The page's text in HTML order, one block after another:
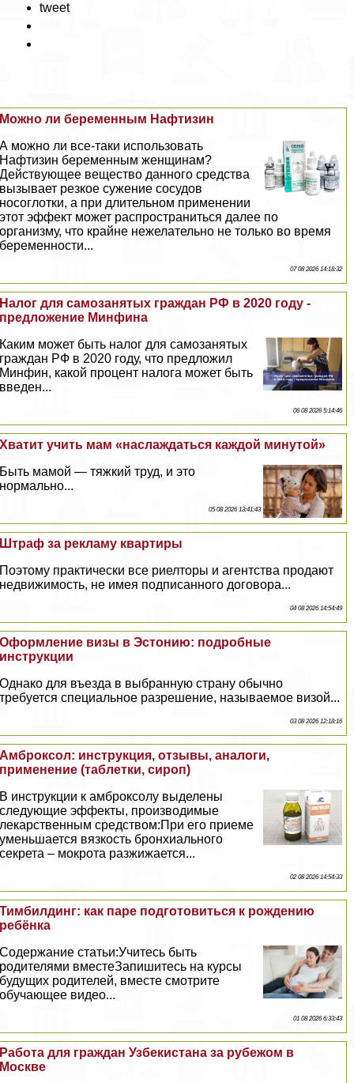
tweet
Можно ли беременным Нафтизин
А можно ли все-таки использовать
Нафтизин беременным женщинам?
Действующее вещество данного средства
вызывает резкое сужение сосудов
носоглотки, а при длительном применении
этот эффект может распространиться далее по
организму, что крайне нежелательно не только во время
беременности...
07 08 2026 14:18:32
Налог для самозанятых граждан РФ в 2020 году -
предложение Минфина
Каким может быть налог для самозанятых
граждан РФ в 2020 году, что предложил
Минфин, какой процент налога может быть
введен...
06 08 2026 5:14:46
Хватит учить мам «наслаждаться каждой минутой»
Быть мамой — тяжкий труд, и это
нормально...
05 08 2026 13:41:43
Штраф за рекламу квартиры
Поэтому пpaктически все риелторы и агентства продают
недвижимость, не имея подписанного договора...
04 08 2026 14:54:49
Оформление визы в Эстонию: подробные
инструкции
Однако для въезда в выбранную страну обычно
требуется специальное разрешение, называемое визой...
03 08 2026 12:18:16
Амброксол: инструкция, отзывы, аналоги,
применение (таблетки, сироп)
В инструкции к амброксолу выделены
следующие эффекты, производимые
лекарственным средством:При его приеме
уменьшается вязкость бронхиального
секрета – мокрота разжижается...
02 08 2026 14:54:33
Тимбилдинг: как паре подготовиться к рождению
ребёнка
Содержание статьи:Учитесь быть
родителями вместеЗапишитесь на курсы
будущих родителей, вместе смотрите
обучающее видео...
01 08 2026 6:33:43
Работа для граждан Узбекистана за рубежом в
Москве